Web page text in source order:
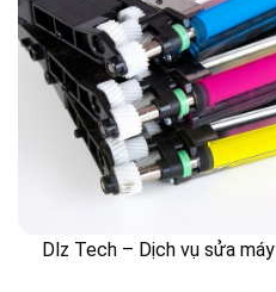
Dlz Tech – Dịch vụ sửa